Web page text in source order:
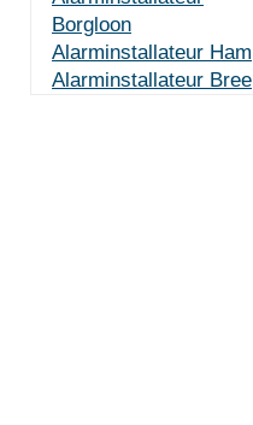
Borgloon
Alarminstallateur Ham
Alarminstallateur Bree